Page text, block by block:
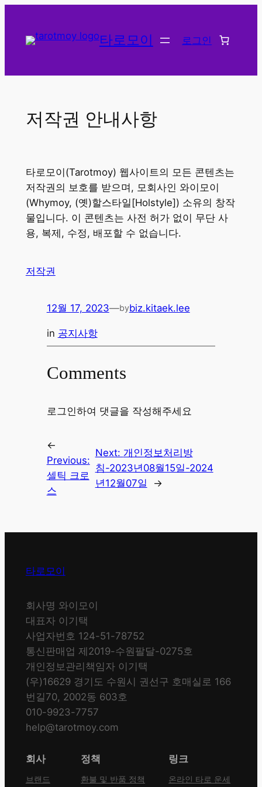
바
타로모이 로그인
저작권 안내사항
타로모이(Tarotmoy) 웹사이트의 모든 콘텐츠는
저작권의 보호를 받으며, 모회사인 와이모이
(Whymoy, (옛)할스타일[Holstyle]) 소유의 창작
물입니다. 이 콘텐츠는 사전 허가 없이 무단 사
용, 복제, 수정, 배포할 수 없습니다.
저작권
12월 17, 2023—bybiz.kitaek.lee
in 공지사항
Comments
로그인하여 댓글을 작성해주세요
←
Previous:
셀틱 크로
스
Next: 개인정보처리방
침-2023년08월15일-2024
년12월07일
→
타로모이
회사명 와이모이
대표자 이기택
사업자번호 124-51-78752
통신판매업 제2019-수원팔달-0275호
개인정보관리책임자 이기택
(우)16629 경기도 수원시 권선구 호매실로 166
번길70, 2002동 603호
010-9923-7757
help@tarotmoy.com
회사
브랜드
정책
환불 및 반품 정책
링크
온라인 타로 운세